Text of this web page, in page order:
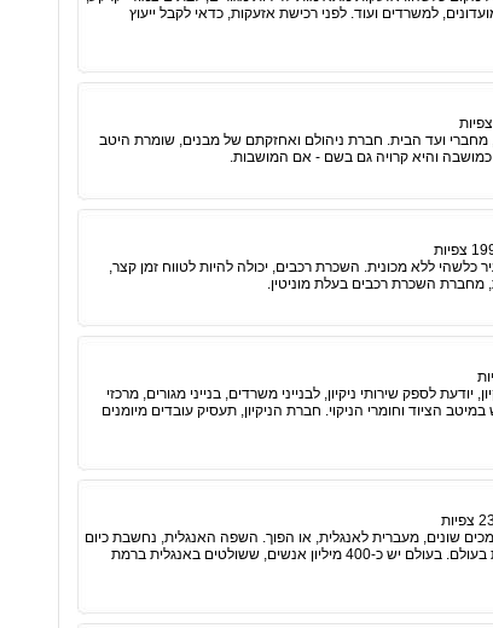
למשרדים ועוד. לפני רכישת אזעקות, כדאי לקבל ייעוץ
צפיות
מחברי ועד הבית. חברת ניהולם ואחזקתם של מבנים, שומרת היטב
צפיות
כלשהי ללא מכונית. השכרת רכבים, יכולה להיות לטווח זמן קצר,
מחברת השכרת רכבים בעלת מוניטין.
לספק שירותי ניקיון, לבנייני משרדים, בנייני מגורים, מרכזי
הציוד וחומרי הניקוי. חברת הניקיון, תעסיק עובדים מיומנים
צפיות
שונים, מעברית לאנגלית, או הפוך. השפה האנגלית, נחשבת כיום
לשפה בינלאומית, בגלל הדומיננטיות של ארצות הברית בעולם. בעולם יש כ-400 מיליון אנשים, ששולטים באנגלית ברמת